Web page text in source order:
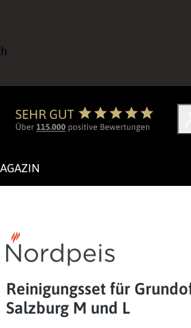
Reinigungsset für
Salzburg M und L